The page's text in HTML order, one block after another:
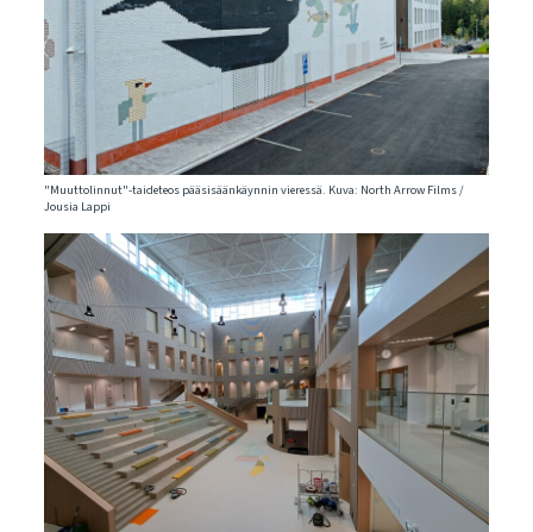
"Muuttolinnut"-taideteos pääsisäänkäynnin vieressä. Kuva: North Arrow Films /
Jousia Lappi